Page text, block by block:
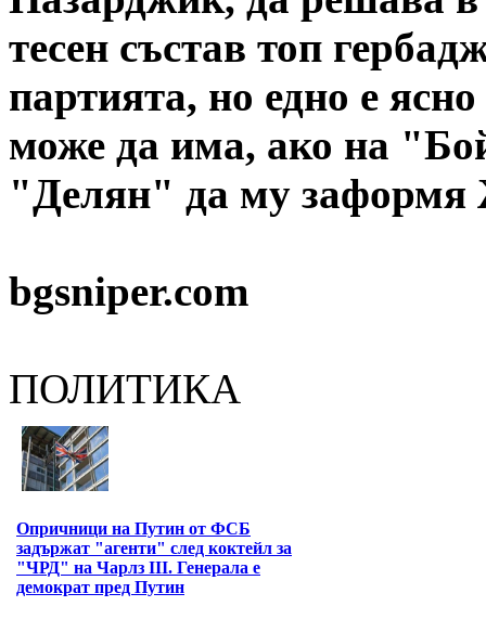
тесен състав топ
партията, но едно е
може да има, ако на
"Делян" да му заформя
bgsniper.com
ПОЛИТИКА
Опричници на Путин от ФСБ
задържат "агенти" след коктейл за
"ЧРД" на Чарлз III. Генерала е
демократ пред Путин